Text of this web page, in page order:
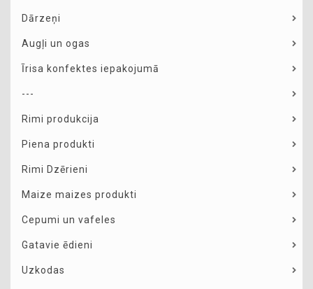
Dārzeņi
Augļi un ogas
Īrisa konfektes iepakojumā
---
Rimi produkcija
Piena produkti
Rimi Dzērieni
Maize maizes produkti
Cepumi un vafeles
Gatavie ēdieni
Uzkodas